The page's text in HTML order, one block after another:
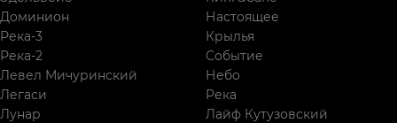
Доминион
Река-3
Река-2
Левел Мичуринский
Легаси
Лунар
Настоящее
Крылья
Событие
Небо
Река
Лайф Кутузовский